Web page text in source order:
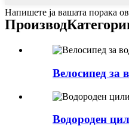
Напишете ја вашата порака
Производ
Велосипед за
Водороден